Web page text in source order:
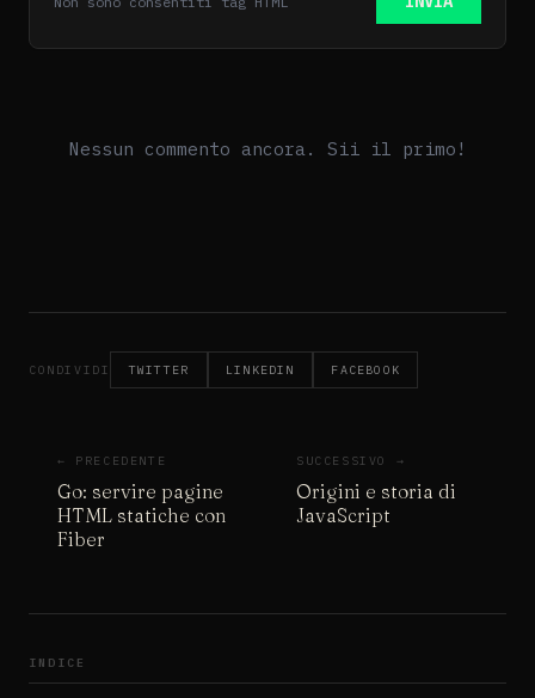
CONDIVIDI TWITTER LINKEDIN FACEBOOK
← PRECEDENTE
Go: servire pagine
HTML statiche con
Fiber
SUCCESSIVO →
Origini e storia di
JavaScript
INDICE